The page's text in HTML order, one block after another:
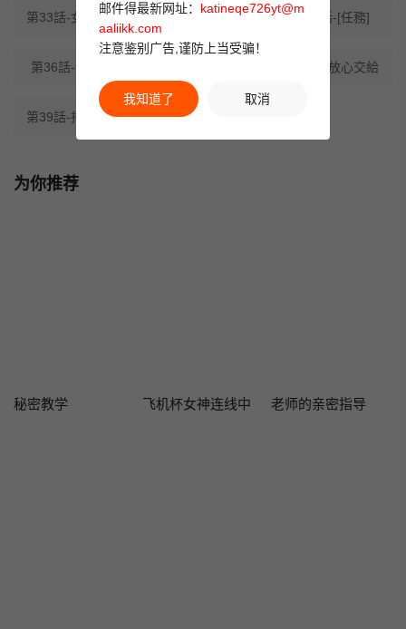
第33話-女議員居 第34話-只要給錢 第35話-[任務]
第36話-淫蕩OL 第38話-放心交給
第39話-拒絕再當 最終話-小孩子才做
为你推荐
秘密教学 飞机杯女神连线中 老师的亲密指导
邮件得最新网址： katineqe726yt@m
aaliikk.com
注意鉴别广告,谨防上当受骗！
我知道了 取消